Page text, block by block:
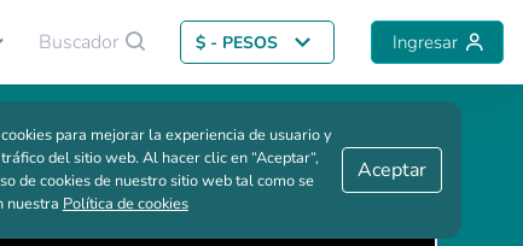
Buscador $ - PESOS Ingresar
para mejorar la experiencia de usuario y
del sitio web. Al hacer clic en “Aceptar“,
de cookies de nuestro sitio web tal como se
nuestra Política de cookies
Aceptar
Guardar comparación